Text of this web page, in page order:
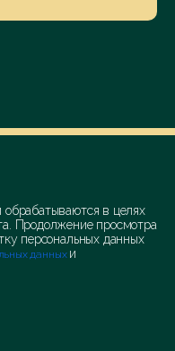
обрабатываются в целях
Продолжение просмотра
персональных данных
данных и